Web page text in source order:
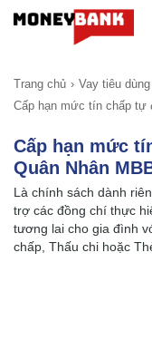
Trang chủ
Vay tiêu dùng
Cấp hạn mức tín chấp tự
Cấp hạn mức
Quân Nhân
Là chính sách dành
trợ các đồng chí thực
tương lai cho gia đình
chấp, Thấu chi hoặc